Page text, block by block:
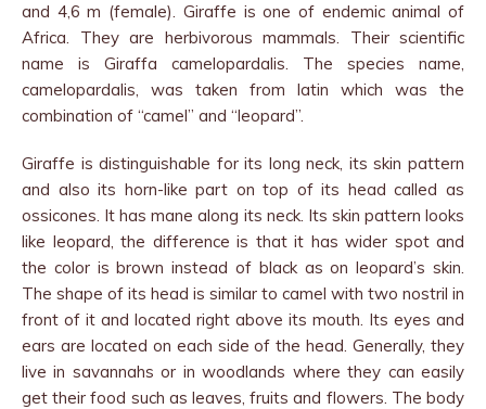
and 4,6 m (female). Giraffe is one of endemic animal of
Africa. They are herbivorous mammals. Their scientific
name is Giraffa camelopardalis. The species name,
camelopardalis, was taken from latin which was the
combination of “camel” and “leopard”.
Giraffe is distinguishable for its long neck, its skin pattern
and also its horn-like part on top of its head called as
ossicones. It has mane along its neck. Its skin pattern looks
like leopard, the difference is that it has wider spot and
the color is brown instead of black as on leopard’s skin.
The shape of its head is similar to camel with two nostril in
front of it and located right above its mouth. Its eyes and
ears are located on each side of the head. Generally, they
live in savannahs or in woodlands where they can easily
get their food such as leaves, fruits and flowers. The body